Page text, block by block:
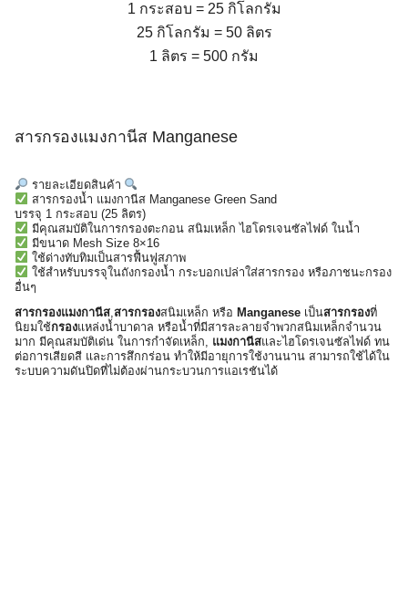
Search
1 กระสอบ = 25 กิโลกรัม
25 กิโลกรัม = 50 ลิตร
1 ลิตร = 500 กรัม
สารกรองแมงกานีส Manganese
รายละเอียดสินค้า
สารกรองน้ำ แมงกานีส Manganese Green Sand
บรรจุ 1 กระสอบ (25 ลิตร)
มีคุณสมบัติในการกรองตะกอน สนิมเหล็ก ไฮโดรเจนซัลไฟด์ ในน้ำ
มีขนาด Mesh Size 8×16
ใช้ด่างทับทิมเป็นสารฟื้นฟูสภาพ
ใช้สำหรับบรรจุในถังกรองน้ำ กระบอกเปล่าใส่สารกรอง หรือภาชนะกรอง
อื่นๆ
สารกรองแมงกานีส,สารกรองสนิมเหล็ก หรือ Manganese เป็นสารกรองที่
นิยมใช้กรองแหล่งน้ำบาดาล หรือน้ำที่มีสารละลายจำพวกสนิมเหล็กจำนวน
มาก มีคุณสมบัติเด่น ในการกำจัดเหล็ก, แมงกานีสและไฮโดรเจนซัลไฟด์ ทน
ต่อการเสียดสี และการสึกกร่อน ทำให้มีอายุการใช้งานนาน สามารถใช้ได้ใน
ระบบความดันปิดที่ไม่ต้องผ่านกระบวนการแอเรชันได้